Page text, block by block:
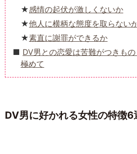
感情の起伏が激しくないか
他人に横柄な態度を取らない
素直に謝罪ができるか
DV男との恋愛は苦難がつきも
極めて
DV男に好かれる女性の特徴6